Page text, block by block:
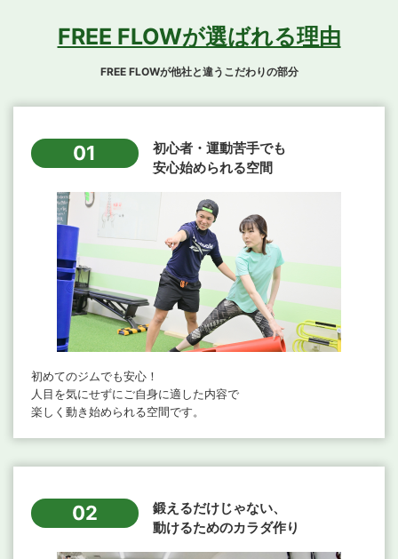
FREE FLOWが選ばれる理由
FREE FLOWが他社と違うこだわりの部分
01
初心者・運動苦手でも
安心始められる空間
初めてのジムでも安心！
人目を気にせずにご自身に適した内容で
楽しく動き始められる空間です。
02
鍛えるだけじゃない、
動けるためのカラダ作り